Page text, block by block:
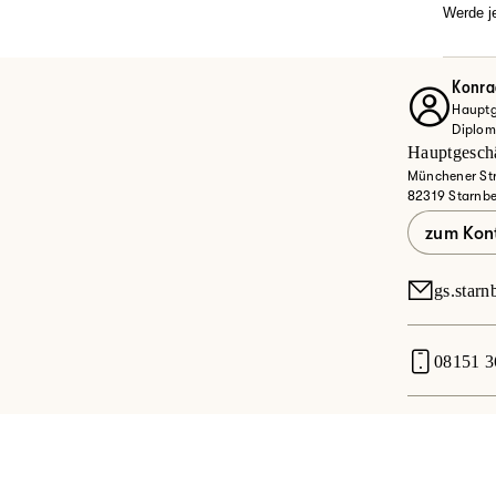
Werde
Münchener
82319
zum
08151